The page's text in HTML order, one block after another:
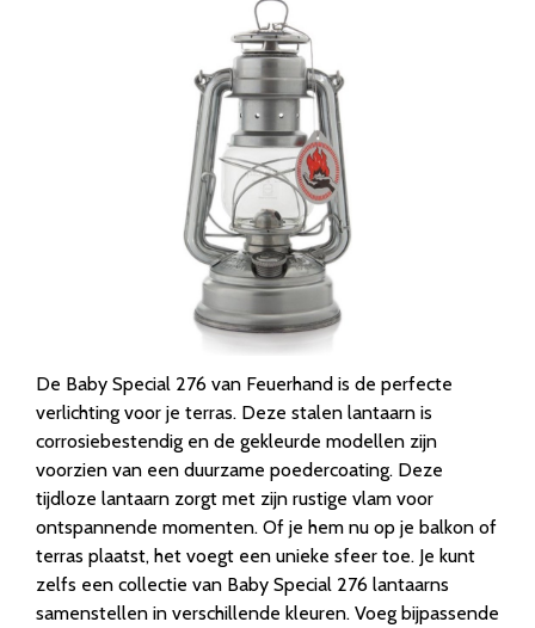
De Baby Special 276 van Feuerhand is de perfecte
verlichting voor je terras. Deze stalen lantaarn is
corrosiebestendig en de gekleurde modellen zijn
voorzien van een duurzame poedercoating. Deze
tijdloze lantaarn zorgt met zijn rustige vlam voor
ontspannende momenten. Of je hem nu op je balkon of
terras plaatst, het voegt een unieke sfeer toe. Je kunt
zelfs een collectie van Baby Special 276 lantaarns
samenstellen in verschillende kleuren. Voeg bijpassende